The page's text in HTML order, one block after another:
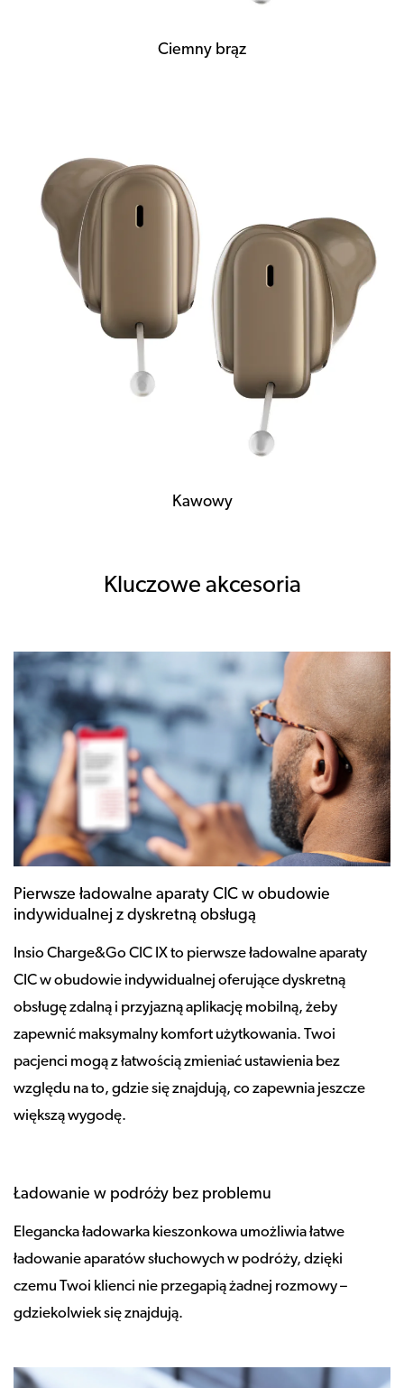
Ciemny brąz
Kawowy
Kluczowe akcesoria
Pierwsze ładowalne aparaty CIC w obudowie
indywidualnej z dyskretną obsługą
Insio Charge&Go CIC IX to pierwsze ładowalne aparaty
CIC w obudowie indywidualnej oferujące dyskretną
obsługę zdalną i przyjazną aplikację mobilną, żeby
zapewnić maksymalny komfort użytkowania. Twoi
pacjenci mogą z łatwością zmieniać ustawienia bez
względu na to, gdzie się znajdują, co zapewnia jeszcze
większą wygodę.
Ładowanie w podróży bez problemu
Elegancka ładowarka kieszonkowa umożliwia łatwe
ładowanie aparatów słuchowych w podróży, dzięki
czemu Twoi klienci nie przegapią żadnej rozmowy –
gdziekolwiek się znajdują.